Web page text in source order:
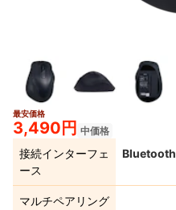
最安価格
3,490円 中価格
接続インターフェ
ース
Bluetooth
マルチペアリング